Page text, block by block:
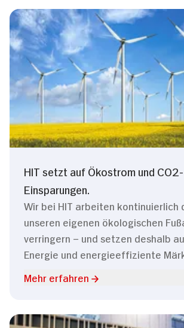
HIT setzt auf Ökostrom und CO2-
Einsparungen.
Wir bei HIT arbeiten kontinuierlich
unseren eigenen ökologischen
verringern – und setzen deshalb
Energie und energieeffiziente
Mehr erfahren